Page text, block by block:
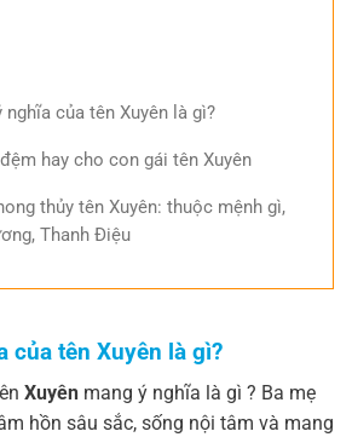
nghĩa của tên Xuyên là gì?
hay cho con gái tên Xuyên
thủy tên Xuyên: thuộc mệnh gì,
Thanh Điệu
của tên Xuyên là gì?
Xuyên mang ý nghĩa là gì ? Ba mẹ
hồn sâu sắc, sống nội tâm và mang